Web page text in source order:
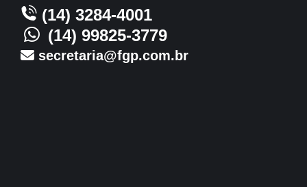
(14) 3284-4001
(14) 99825-3779
secretaria@fgp.com.br